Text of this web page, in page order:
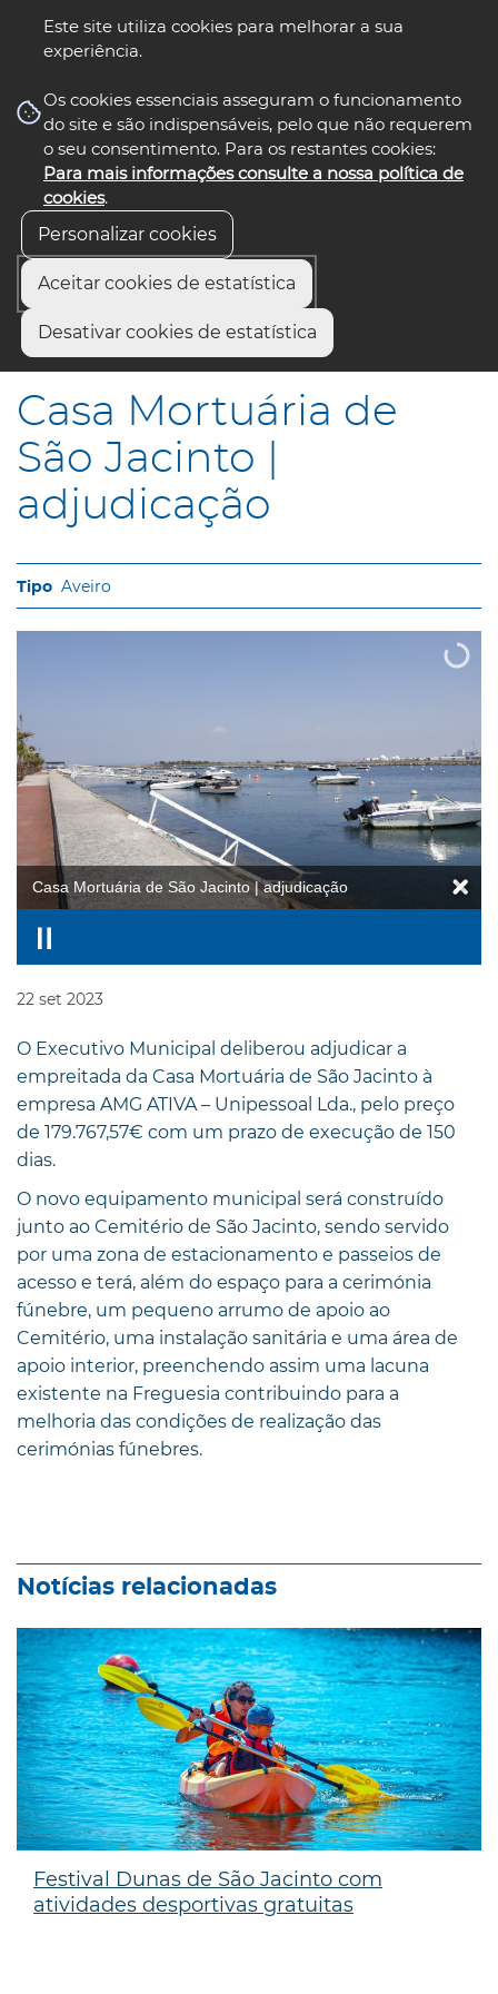
Este site utiliza cookies para melhorar a sua
experiência.
Os cookies essenciais asseguram o funcionamento
do site e são indispensáveis, pelo que não requerem
o seu consentimento. Para os restantes cookies:
Para mais informações consulte a nossa política de
cookies.
Personalizar cookies
Aceitar cookies de estatística
Desativar cookies de estatística
nos select language
Início
Casa Mortuária de São Jacinto | adjudicação
Casa Mortuária de
São Jacinto |
adjudicação
Aveiro
Casa Mortuária de São Jacinto | adjudicação
22 set 2023
O Executivo Municipal deliberou adjudicar a
empreitada da Casa Mortuária de São Jacinto à
empresa AMG ATIVA – Unipessoal Lda., pelo preço
de 179.767,57€ com um prazo de execução de 150
dias.
O novo equipamento municipal será construído
junto ao Cemitério de São Jacinto, sendo servido
por uma zona de estacionamento e passeios de
acesso e terá, além do espaço para a cerimónia
fúnebre, um pequeno arrumo de apoio ao
Cemitério, uma instalação sanitária e uma área de
apoio interior, preenchendo assim uma lacuna
existente na Freguesia contribuindo para a
melhoria das condições de realização das
cerimónias fúnebres.
Notícias relacionadas
Festival Dunas de São Jacinto com
atividades desportivas gratuitas